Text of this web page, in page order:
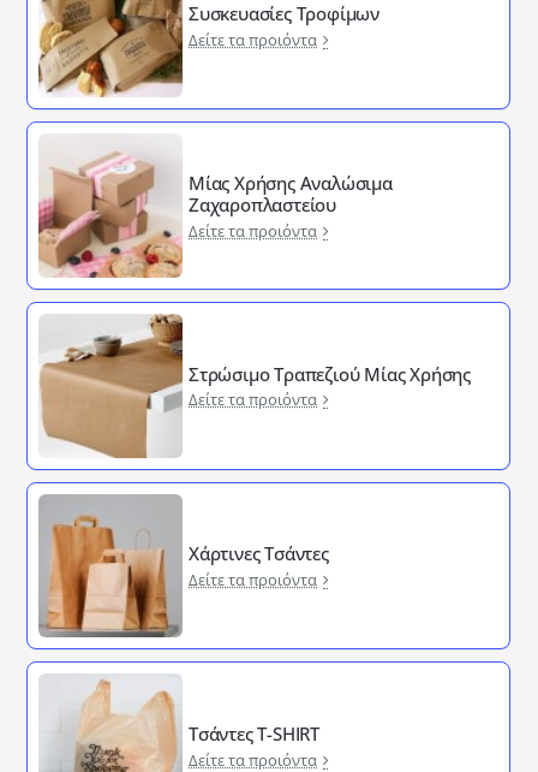
Συσκευασίες Τροφίμων
Δείτε τα προιόντα
Μίας Χρήσης Αναλώσιμα
Ζαχαροπλαστείου
Δείτε τα προιόντα
Στρώσιμο Τραπεζιού Μίας Χρήσης
Δείτε τα προιόντα
Χάρτινες Τσάντες
Δείτε τα προιόντα
Τσάντες T-SHIRT
Δείτε τα προιόντα